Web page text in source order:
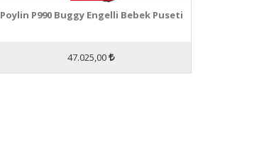
Poylin P990 Buggy Engelli Bebek Puseti
47.025,00